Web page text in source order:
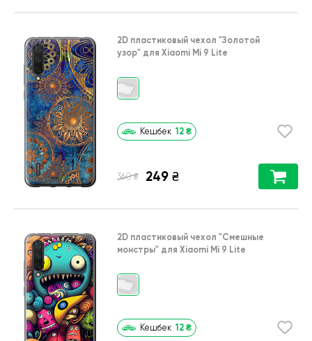
2D пластиковый чехол "Золотой
узор" для Xiaomi Mi 9 Lite
Кешбек 12 ₴
360 ₴ 249 ₴
2D пластиковый чехол "Cмешные
монстры" для Xiaomi Mi 9 Lite
Кешбек 12 ₴